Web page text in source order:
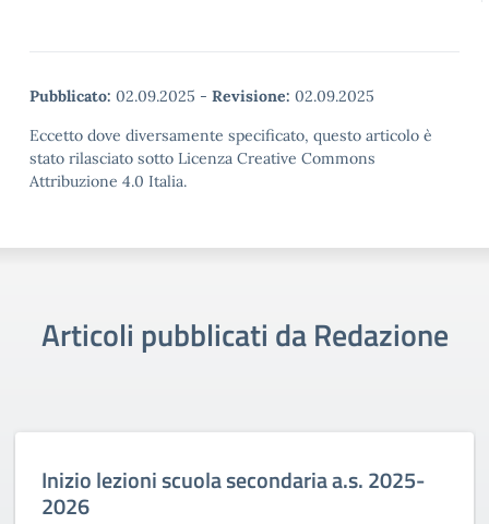
Pubblicato: 02.09.2025 - Revisione: 02.09.2025
Eccetto dove diversamente specificato, questo articolo è
stato rilasciato sotto Licenza Creative Commons
Attribuzione 4.0 Italia.
Articoli pubblicati da Redazione
Inizio lezioni scuola secondaria a.s. 2025-
2026